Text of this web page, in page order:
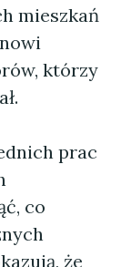
mieszkań
którzy
prac
co
że